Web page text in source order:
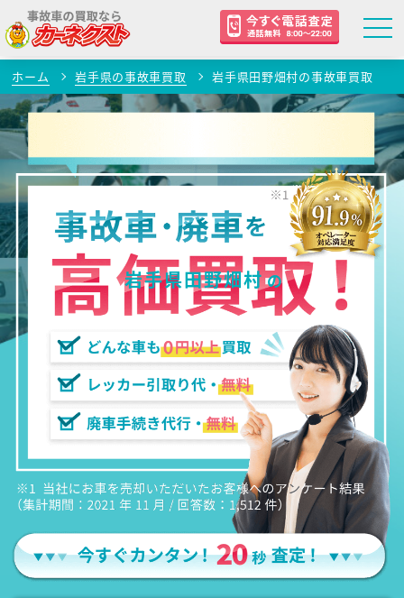
ホーム 岩手県の事故車買取 岩手県田野畑村の事故車買取
岩手県田野畑村の